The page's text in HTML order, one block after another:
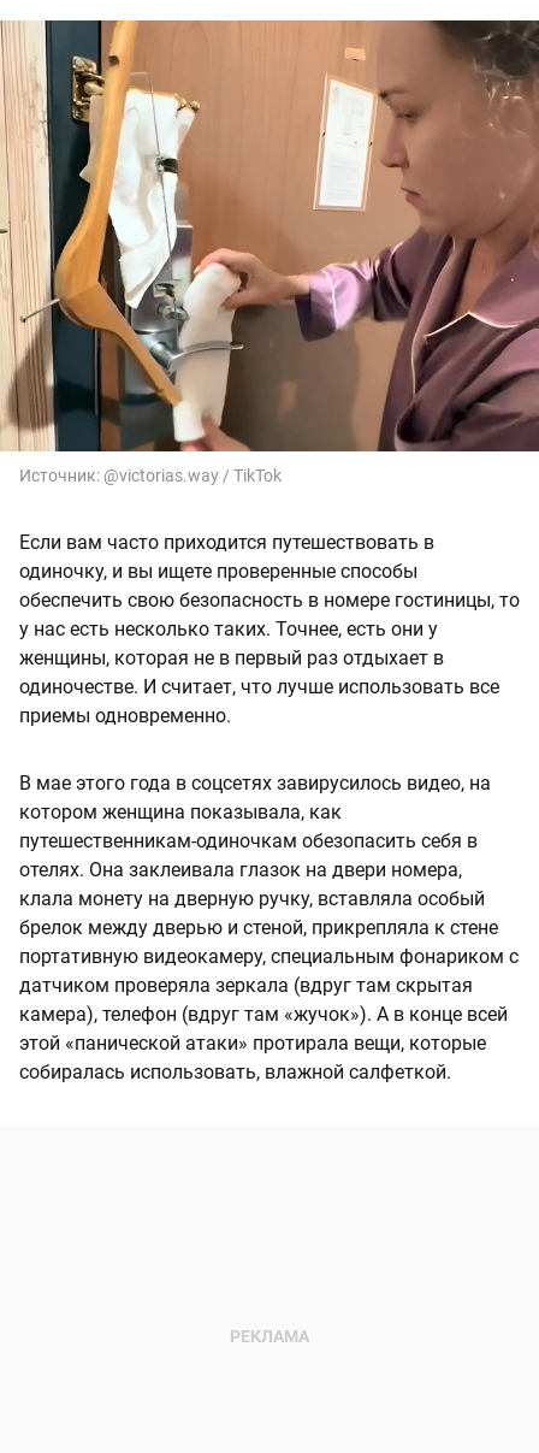
Источник: @victorias.way / TikTok
Если вам часто приходится путешествовать в
одиночку, и вы ищете проверенные способы
обеспечить свою безопасность в номере гостиницы, то
у нас есть несколько таких. Точнее, есть они у
женщины, которая не в первый раз отдыхает в
одиночестве. И считает, что лучше использовать все
приемы одновременно.
В мае этого года в соцсетях завирусилось видео, на
котором женщина показывала, как
путешественникам-одиночкам обезопасить себя в
отелях. Она заклеивала глазок на двери номера,
клала монету на дверную ручку, вставляла особый
брелок между дверью и стеной, прикрепляла к стене
портативную видеокамеру, специальным фонариком с
датчиком проверяла зеркала (вдруг там скрытая
камера), телефон (вдруг там «жучок»). А в конце всей
этой «панической атаки» протирала вещи, которые
собиралась использовать, влажной салфеткой.